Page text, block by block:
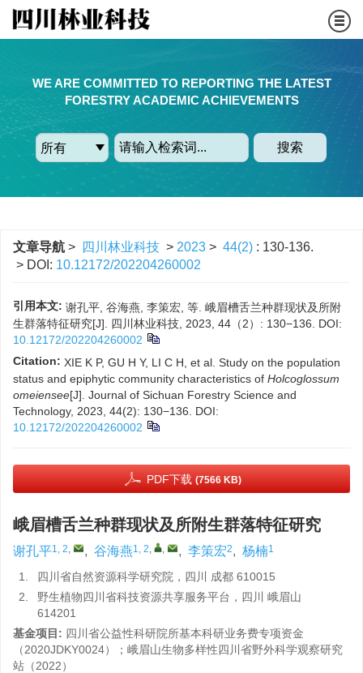
WE ARE COMMITTED TO REPORTING THE LATEST
FORESTRY ACADEMIC ACHIEVEMENTS
搜索
文章导航 > 四川林业科技 > 2023 > 44(2) : 130-136.
> DOI: 10.12172/202204260002
引用本文: 谢孔平, 谷海燕, 李策宏, 等. 峨眉槽舌兰种群现状及所附
生群落特征研究[J]. 四川林业科技, 2023, 44（2）: 130−136.
DOI:
10.12172/202204260002
Citation: XIE K P, GU H Y, LI C H, et al. Study on the population
status and epiphytic community characteristics of Holcoglossum
omeiensee[J]. Journal of Sichuan Forestry Science and
Technology, 2023, 44(2): 130−136.
DOI:
10.12172/202204260002
PDF下载 (7566 KB)
峨眉槽舌兰种群现状及所附生群落特征研究
谢孔平1, 2, , 谷海燕1, 2, , , 李策宏2, 杨楠1
1.
四川省自然资源科学研究院，四川 成都 610015
2.
野生植物四川省科技资源共享服务平台，四川 峨眉山
614201
基金项目: 四川省公益性科研院所基本科研业务费专项资金
（2020JDKY0024）；峨眉山生物多样性四川省野外科学观察研究
站（2022）